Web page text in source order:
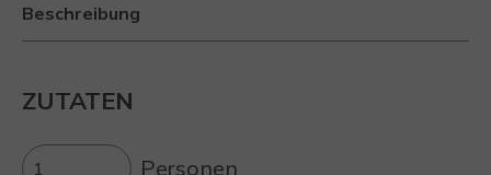
Beschreibung
ZUTATEN
Personen